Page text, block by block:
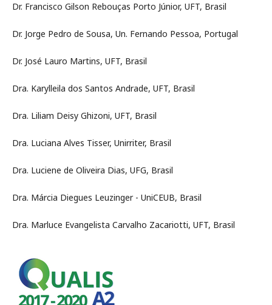
Dr. Francisco Gilson Rebouças Porto Júnior, UFT, Brasil
Dr. Jorge Pedro de Sousa, Un. Fernando Pessoa, Portugal
Dr. José Lauro Martins, UFT, Brasil
Dra. Karylleila dos Santos Andrade, UFT, Brasil
Dra. Liliam Deisy Ghizoni, UFT, Brasil
Dra. Luciana Alves Tisser, Unirriter, Brasil
Dra. Luciene de Oliveira Dias, UFG, Brasil
Dra. Márcia Diegues Leuzinger - UniCEUB, Brasil
Dra. Marluce Evangelista Carvalho Zacariotti, UFT, Brasil